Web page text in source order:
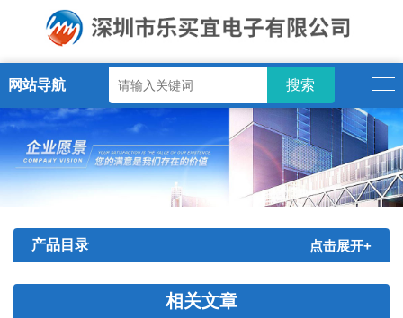
网站导航
产品目录 点击展开+
相关文章